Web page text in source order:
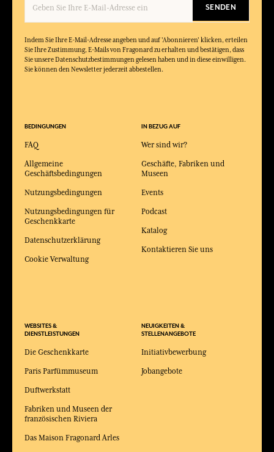
SENDEN
Indem Sie Ihre E-Mail-Adresse angeben und auf 'Abonnieren' klicken, erteilen
Sie Ihre Zustimmung, E-Mails von Fragonard zu erhalten und bestätigen, dass
Sie unsere Datenschutzbestimmungen gelesen haben und in diese einwilligen.
Sie können den Newsletter jederzeit abbestellen.
BEDINGUNGEN
FAQ
Allgemeine
Geschäftsbedingungen
Nutzungsbedingungen
Nutzungsbedingungen für
Geschenkkarte
Datenschutzerklärung
Cookie Verwaltung
WEBSITES &
DIENSTLEISTUNGEN
Die Geschenkkarte
Paris Parfümmuseum
Duftwerkstatt
Fabriken und Museen der
französischen Riviera
Das Maison Fragonard Arles
IN BEZUG AUF
Wer sind wir?
Geschäfte, Fabriken und
Museen
Events
Podcast
Katalog
Kontaktieren Sie uns
NEUIGKEITEN &
STELLENANGEBOTE
Initiativbewerbung
Jobangebote